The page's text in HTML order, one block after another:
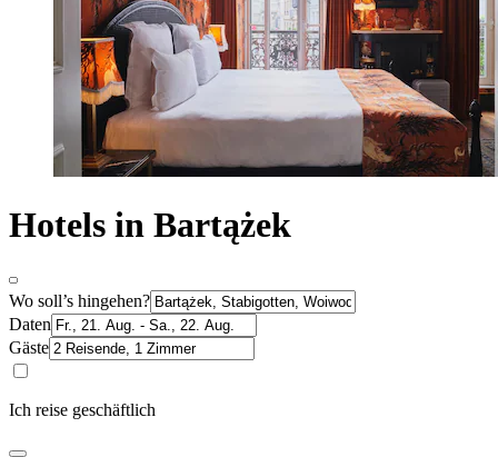
Hotels in Bartążek
Wo soll’s hingehen?
Daten
Gäste
Ich reise geschäftlich